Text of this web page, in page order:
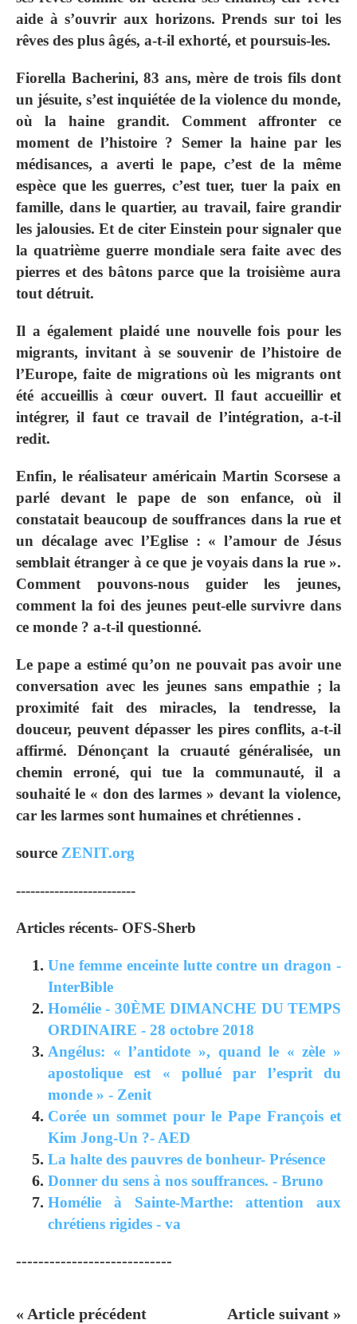
aide à s’ouvrir aux horizons. Prends sur toi les
rêves des plus âgés, a-t-il exhorté, et poursuis-les.
Fiorella Bacherini, 83 ans, mère de trois fils dont
un jésuite, s’est inquiétée de la violence du monde,
où la haine grandit. Comment affronter ce
moment de l’histoire ? Semer la haine par les
médisances, a averti le pape, c’est de la même
espèce que les guerres, c’est tuer, tuer la paix en
famille, dans le quartier, au travail, faire grandir
les jalousies. Et de citer Einstein pour signaler que
la quatrième guerre mondiale sera faite avec des
pierres et des bâtons parce que la troisième aura
tout détruit.
Il a également plaidé une nouvelle fois pour les
migrants, invitant à se souvenir de l’histoire de
l’Europe, faite de migrations où les migrants ont
été accueillis à cœur ouvert. Il faut accueillir et
intégrer, il faut ce travail de l’intégration, a-t-il
redit.
Enfin, le réalisateur américain Martin Scorsese a
parlé devant le pape de son enfance, où il
constatait beaucoup de souffrances dans la rue et
un décalage avec l’Eglise : « l’amour de Jésus
semblait étranger à ce que je voyais dans la rue ».
Comment pouvons-nous guider les jeunes,
comment la foi des jeunes peut-elle survivre dans
ce monde ? a-t-il questionné.
Le pape a estimé qu’on ne pouvait pas avoir une
conversation avec les jeunes sans empathie ; la
proximité fait des miracles, la tendresse, la
douceur, peuvent dépasser les pires conflits, a-t-il
affirmé. Dénonçant la cruauté généralisée, un
chemin erroné, qui tue la communauté, il a
souhaité le « don des larmes » devant la violence,
car les larmes sont humaines et chrétiennes .
source ZENIT.org
-------------------------
Articles récents- OFS-Sherb
Une femme enceinte lutte contre un dragon -
InterBible
Homélie - 30ÈME DIMANCHE DU TEMPS
ORDINAIRE - 28 octobre 2018
Angélus: « l’antidote », quand le « zèle »
apostolique est « pollué par l’esprit du
monde » - Zenit
Corée un sommet pour le Pape François et
Kim Jong-Un ?- AED
La halte des pauvres de bonheur- Présence
Donner du sens à nos souffrances. - Bruno
Homélie à Sainte-Marthe: attention aux
chrétiens rigides - va
----------------------------
« Article précédent Article suivant »